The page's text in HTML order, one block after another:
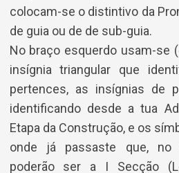
colocam-se o distintivo da
de guia ou de de sub-guia.
No braço esquerdo usam-se
insígnia triangular que
pertences, as insígnias de
identificando desde a tua
Etapa da Construção, e os
onde já passaste que, no
poderão ser a I Secção